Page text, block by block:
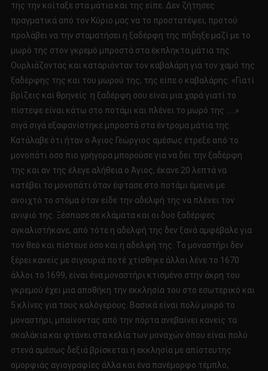
της την κοίταξε στα μάτια και της είπε. Δεν ζήτησες
πραγματικά από τον Κύριο μας να το προστατέψει, προτού
προλάβει να την σταματήσει η ξαδέρφη της πήδηξε μαζί με το
μωρό της στον γκρεμό μπροστά στα έκπληκτα μάτια της.
Ουρλιάζοντας και καταριόνταν τον καβαλάρη για τον χαμό της
ξαδέρφης της και του μωρού της, της είπε ο καβαλάρης. «Γιατί
βρίζεις και θρηνείς η ξαδέρφη σου είναι μια χαρά γιατί το
πίστεψε είναι κάτω στο ποτάμι και πλένει το μωρό της …..»
σιγά σιγά εξαφανίστηκε μπροστά στα έντρομα μάτια της.
Κατάλαβε ότι ήταν ο Άγιος Γεώργιος αμέσως έτρεξε από το
μονοπάτι όσο πιο γρήγορα μπορούσε για να δει την ξαδέρφη
της και αν της έλεγε αλήθεια ο Άγιος, έκανε 20 λεπτά να
κατέβει το μονοπάτι όταν έφτασε στο ποτάμι έμεινε με
ανοιχτό το στόμα όταν είδε την αδελφή της να πλένει τον
ανιψιό της. Ξέσπασε σε κλάματα και οι δυο ξαδέρφες
αγκαλιστήκανε, από τότε η αδελφή της δεν ξανά αμφέβαλε για
τον θεό και πίστευε όσο και η αδελφή της. Το μοναστήρι δεν
ξέρει κανείς με σιγουριά ποτέ χτίσθηκε άλλοι λένε το 1670
άλλοι το 1699, είναι ένα μοναστήρι κτισμένο στην άκρη του
γκρεμού έχει μια αποθήκη την εκκλησία του στο εσωτερικό και
5 κλίνες για τους καλόγερους. Βασικά είναι πολύ μικρό το
μοναστήρι, μπαίνοντας από την πόρτα ανεβαίνει κανείς τα
σκαλάκια και φτάνει στα κελία των μοναχών όπου είναι πολύ
στενά αμέσως δεξιά βρίσκεται η εκκλησία με απίστευτης
ομορφιάς αγιογραφίες άλλα και ένα πανέμορφο τέμπλο,